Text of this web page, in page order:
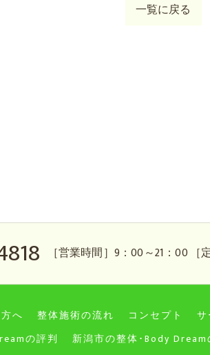
一覧に戻る
［営業時間］9：00～21：00 ［
へ 整体施術の流れ コンセプト サ
の評判
新潟市の整体･Body Dream